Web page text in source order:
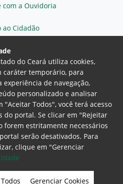
com a Ouvidoria
ao Cidadão
Público do Estado do Ceará
Geral de Justiça Av. Gen. Afonso
Lima, 130 - Cambeba - CEP:
- Fortaleza, Ceará. Brasil
do Ceará utiliza cookies,
caráter temporário, para
de navegação,
personalizado e analisar
"Aceitar Todos", você terá acesso
do portal. Se clicar em "Rejeitar
forem estritamente necessários
serão desativados. Para
clique em "Gerenciar
Gerenciar Cookies